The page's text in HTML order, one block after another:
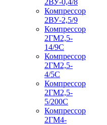
Компрессор
2ВУ-2,5/9
Компрессор
2ГМ2,5-
14/9С
Компрессор
2ГМ2,5-
4/5С
Компрессор
2ГМ2,5-
5/200С
Компрессор
2ГМ4-